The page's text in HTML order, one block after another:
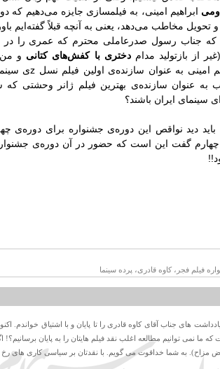
ابراهیم امینی، به فیلمسازی جایزه می‌دهیم
و تحویل مخاطب می‌دهد، یعنی به آنچه قبلاً گفته‌ایم
جناب رسول صدرعاملی محترم که عمری را در این
از بازتولید مدامدختری با کفش‌های کتانی و
امینی به عنوان سازنده‌ی اولین فیلم نسل zی
به عنوان سازنده‌ی بهترین فیلم ژانر وحشتی
سینمای ایران باشند؟
باید دید نواقص این دوره‌ی جشنواره برای
گفت این است که حضور در آن دوره‌ی
!!
فیلم فجر، کاوه قادری، پرده سینما
های جناب آقای کاوه قادری را تا پایان و با اشتیاق
ما نمی توانیم مطالعه اغلب نقد فیلم هایتان را به پایان
مزاح). به شما خداقوت می گویم. با نقدتان بر سیاسی کاری های